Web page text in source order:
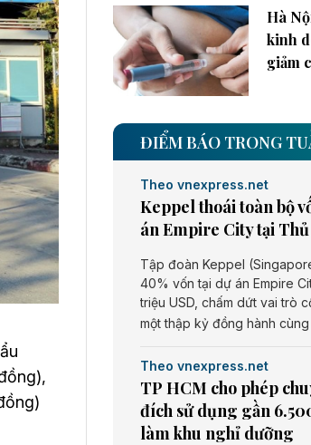
Hà
kinh
giảm
ĐIỂM BÁO TRONG
Theo vnexpress.net
Keppel thoái toàn bộ
án Empire City tại
Tập đoàn Keppel
40% vốn tại dự án Empire
triệu USD, chấm dứt vai trò
một thập kỷ đồng hành
Theo vnexpress.net
TP HCM cho phép
đích sử dụng gần
làm khu nghỉ dưỡng